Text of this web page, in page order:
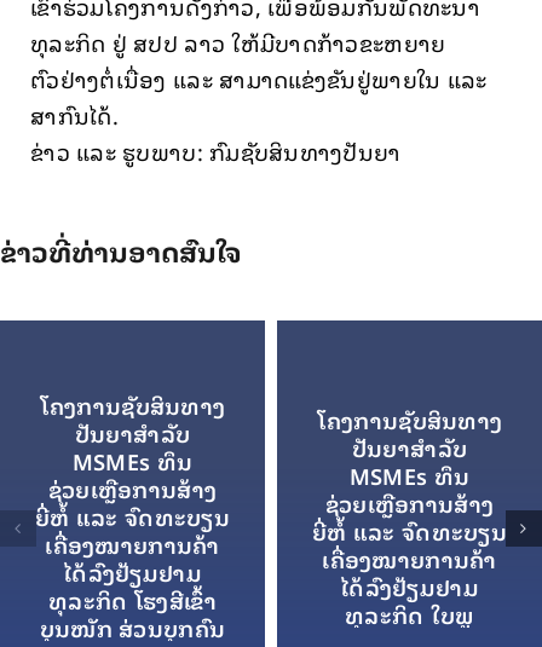
ທຸລະກິດ ຢູ່ ສປປ ລາວ ໃຫ້ມີບາດກ້າວຂະຫຍາຍ
ຕົວຢ່າງຕໍ່ເນື່ອງ ແລະ ສາມາດແຂ່ງຂັນຢູ່ພາຍໃນ ແລະ
ສາກົນໄດ້.
ຂ່າວ ແລະ ຮູບພາບ: ກົມຊັບສິນທາງປັນຍາ
ຂ່າວທີ່ທ່ານອາດສົນໃຈ
ໂຄງການຊັບສິນທາງ
ປັນຍາສໍາລັບ
MSMEs ທຶນ
ຊ່ວຍເຫຼືອການສ້າງ
ຍີ່ຫໍ້ ແລະ ຈົດທະບຽນ
ເຄື່ອງໝາຍການຄ້າ
ໄດ້ລົງຢ້ຽມຢາມ
ທຸລະກິດ ໂຮງສີເຂົ້າ
ບຸນໜັກ ສ່ວນບຸກຄົນ
ໂຄງການຊັບສິນທາງ
ປັນຍາສໍາລັບ
MSMEs ທຶນ
ຊ່ວຍເຫຼືອການສ້າງ
ຍີ່ຫໍ້ ແລະ ຈົດທະບຽນ
ເຄື່ອງໝາຍການຄ້າ
ໄດ້ລົງຢ້ຽມຢາມ
ທຸລະກິດ ໃບພູ